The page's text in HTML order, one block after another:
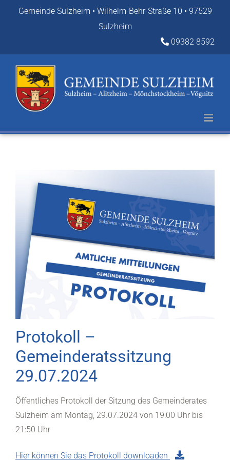
Gemeinde Sulzheim • Wilhelm-Behr-Straße 10 • 97529
Sulzheim
09382 8592
Protokoll –
Gemeinderatssitzung
29.07.2024
Öffentliches Protokoll der Sitzung des Gemeinderates
Sulzheim am Montag, 29.07.2024 von 19:00 Uhr bis
21:50 Uhr
Hier können Sie das Protokoll downloaden